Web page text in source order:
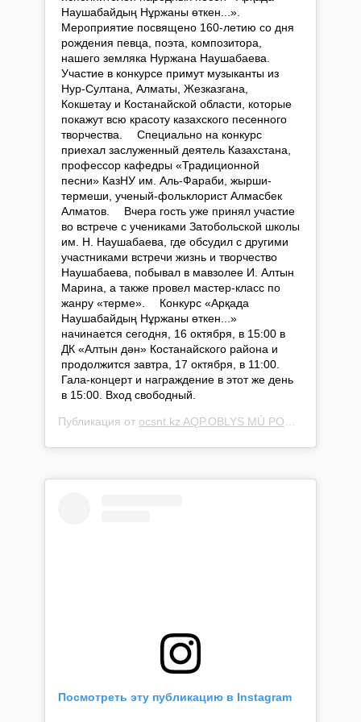
Наушабайдың Нұржаны өткен...».
Мероприятие посвящено 160-летию со дня
рождения певца, поэта, композитора,
нашего земляка Нуржана Наушабаева. ⠀
Участие в конкурсе примут музыканты из
Нур-Султана, Алматы, Жезказгана,
Кокшетау и Костанайской области, которые
покажут всю красоту казахского песенного
творчества. ⠀ Специально на конкурс
приехал заслуженный деятель Казахстана,
профессор кафедры «Традиционной
песни» КазНУ им. Аль-Фараби, жырши-
термеши, ученый-фольклорист Алмасбек
Алматов. ⠀ Вчера гость уже принял участие
во встрече с учениками Затобольской школы
им. Н. Наушабаева, где обсудил с другими
участниками встречи жизнь и творчество
Наушабаева, побывал в мавзолее И. Алтын
Марина, а также провел мастер-класс по
жанру «терме». ⠀ Конкурс «Арқада
Наушабайдың Нұржаны өткен...»
начинается сегодня, 16 октября, в 15:00 в
ДК «Алтын дән» Костанайского района и
продолжится завтра, 17 октября, в 11:00.
Гала-концерт и награждение в этот же день
в 15:00. Вход свободный.
Публикация от ocsnt.kz AQP.OBLYS MÚ PORTALY
Посмотреть эту публикацию в Instagram